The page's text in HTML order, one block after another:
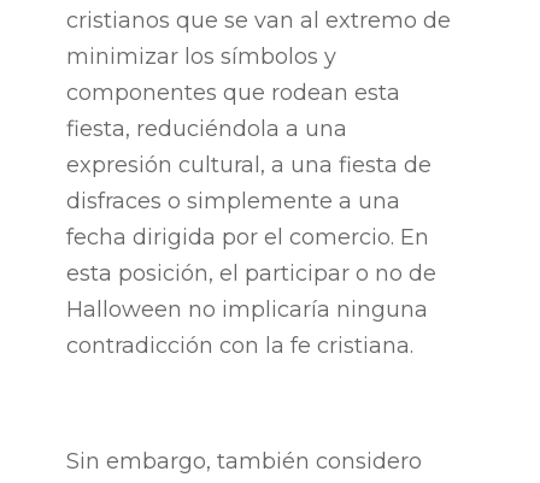
cristianos que se van al extremo de
minimizar los símbolos y
componentes que rodean esta
fiesta, reduciéndola a una
expresión cultural, a una fiesta de
disfraces o simplemente a una
fecha dirigida por el comercio. En
esta posición, el participar o no de
Halloween no implicaría ninguna
contradicción con la fe cristiana.
Sin embargo, también considero